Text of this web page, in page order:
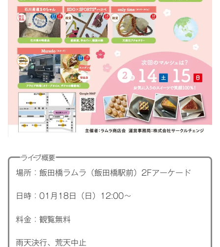
ライブ概要
場所：飯田橋ラムラ（飯田橋駅前）2Fアーケード
日時：01月18日（日）12:00～
料金：観覧無料
雨天決行、荒天中止